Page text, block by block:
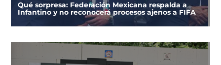
Qué sorpresa: Federación Mexicana respalda a
Infantino y no reconocerá procesos ajenos a FIFA